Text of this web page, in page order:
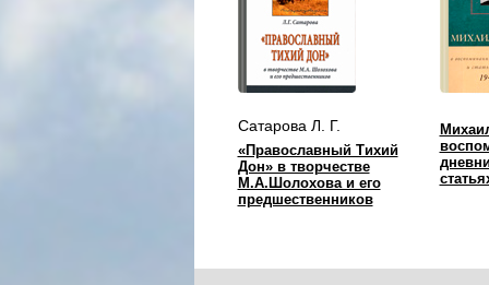
Сатарова Л. Г.
«Православный Тихий
Дон» в творчестве
М.А.Шолохова и его
предшественников